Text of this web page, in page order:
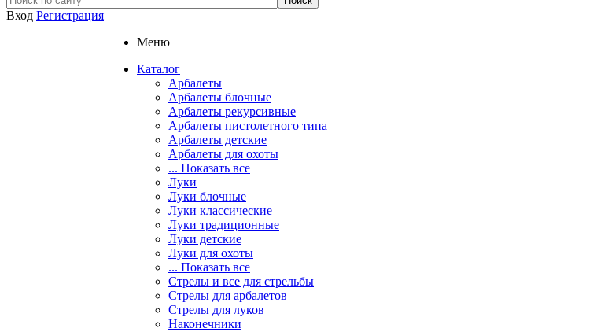
Вход Регистрация
Меню
Каталог
Арбалеты
Арбалеты блочные
Арбалеты рекурсивные
Арбалеты пистолетного типа
Арбалеты детские
Арбалеты для охоты
... Показать все
Луки
Луки блочные
Луки классические
Луки традиционные
Луки детские
Луки для охоты
... Показать все
Стрелы и все для стрельбы
Стрелы для арбалетов
Стрелы для луков
Наконечники